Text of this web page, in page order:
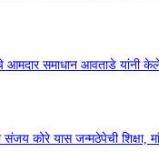
समाधान आवताडे यांनी केले
कोरे यास जन्मठेपेची शिक्षा,